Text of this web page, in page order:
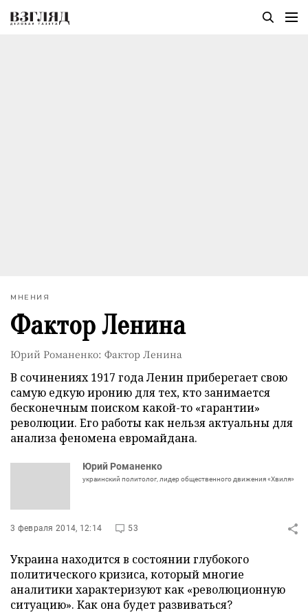
МНЕНИЯ
Фактор Ленина
Юрий Романенко: Фактор Ленина
В сочинениях 1917 го­да Ленин приберегает свою
самую едкую иронию для тех, кто занимается
бесконечным поиском какой-то «гарантии»
революции. Его работы как нельзя актуальны для
анализа феномена евромайдана.
Юрий Романенко
украинский политолог, лидер общественного движения «Хвиля»
3 февраля 2014, 12:14 53
Украина находится в состоянии глубокого
политического кризиса, который многие
аналитики характеризуют как «революционную
ситуацию». Как она будет развиваться?